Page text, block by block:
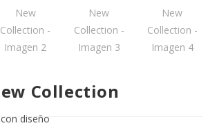
Collection
diseño